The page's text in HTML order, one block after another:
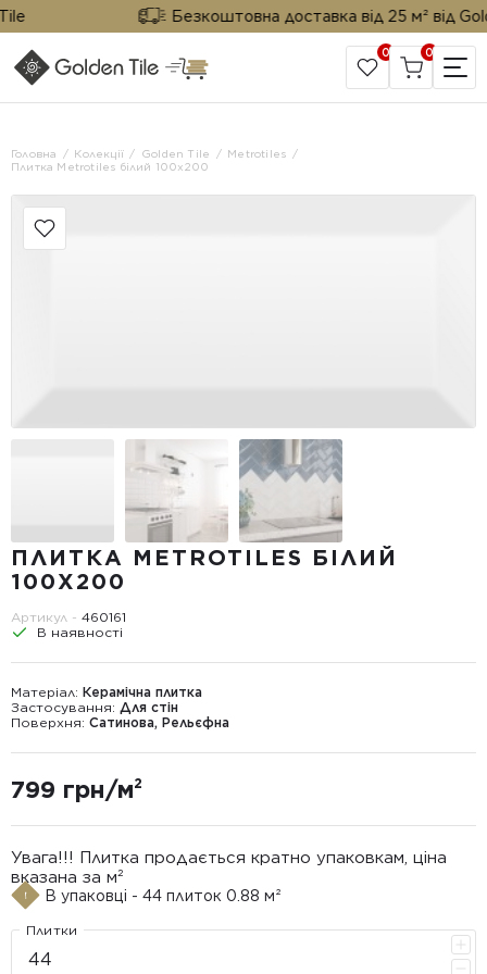
Безкоштовна доставка від 25 м² від
САЙТ КОМПАНІЇ
0 0
Головна Колекції Golden Tile
Metrotiles
Плитка Metrotiles білий 100x200
ПЛИТКА METROTILES БІЛИЙ
100X200
Артикул - 460161
В наявності
Матеріал: Керамічна плитка
Застосування: Для стін
Поверхня: Сатинова, Рельєфна
799 грн/м²
Увага!!! Плитка продається кратно упаковкам, ціна
вказана за м²
В упаковці - 44 плиток 0.88 м²
Плитки